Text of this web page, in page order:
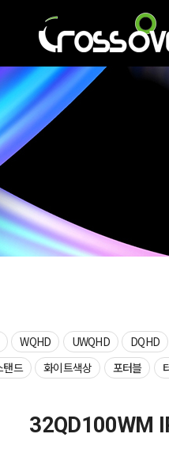
WQHD UWQHD DQHD
탠드 화이트색상 포터블
32QD100WM